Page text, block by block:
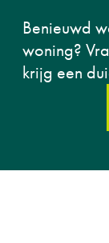
Benieuwd
woning?
krijg een